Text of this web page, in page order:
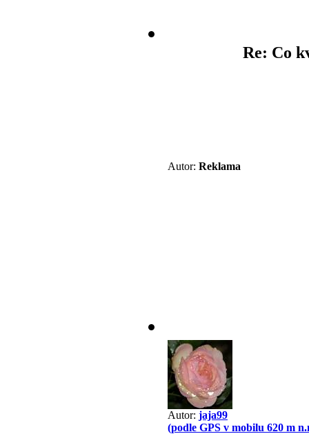
Autor: Reklama
Re: Co
Autor: jaja99
(podle GPS v mobilu 620 m